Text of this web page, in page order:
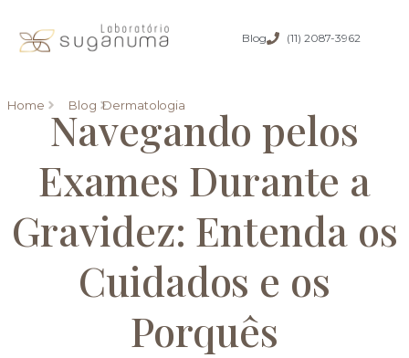
Blog (11) 2087-3962
Home Blog Dermatologia
Navegando pelos
Exames Durante a
Gravidez: Entenda os
Cuidados e os
Porquês